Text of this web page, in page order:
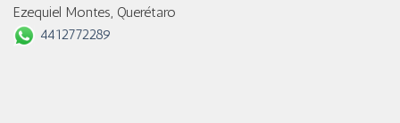
Ezequiel Montes, Querétaro
4412772289